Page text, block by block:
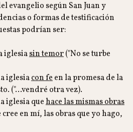
evangelio según San Juan y
o formas de testificación
podrían ser:
sin temor("No se turbe
con feen la promesa de la
("…vendré otra vez).
quehace las mismas obras
cree en mí, las obras que yo hago,